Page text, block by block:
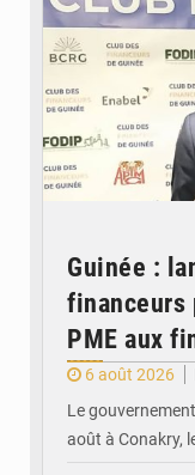
Guinée :
financeurs
PME aux
6 août 2026
Le
août à Conakry,